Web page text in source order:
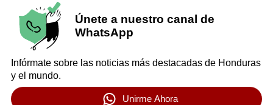
Únete a nuestro canal de
WhatsApp
Infórmate sobre las noticias más destacadas de Honduras
y el mundo.
Unirme Ahora